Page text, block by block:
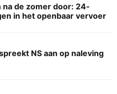
na de zomer door: 24-
in het openbaar vervoer
NS aan op naleving